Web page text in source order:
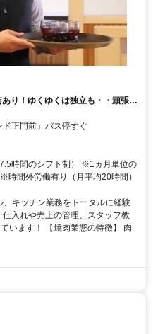
り！ゆくゆくは独立も・・頑張り
正門前」バス停すぐ
時間のシフト制） ※1ヵ月単位の
間外労働有り（月平均20時間）
キッチン業務をトータルに経験
入れや売上の管理、スタッフ教
います！ 【焼肉業態の特徴】 肉